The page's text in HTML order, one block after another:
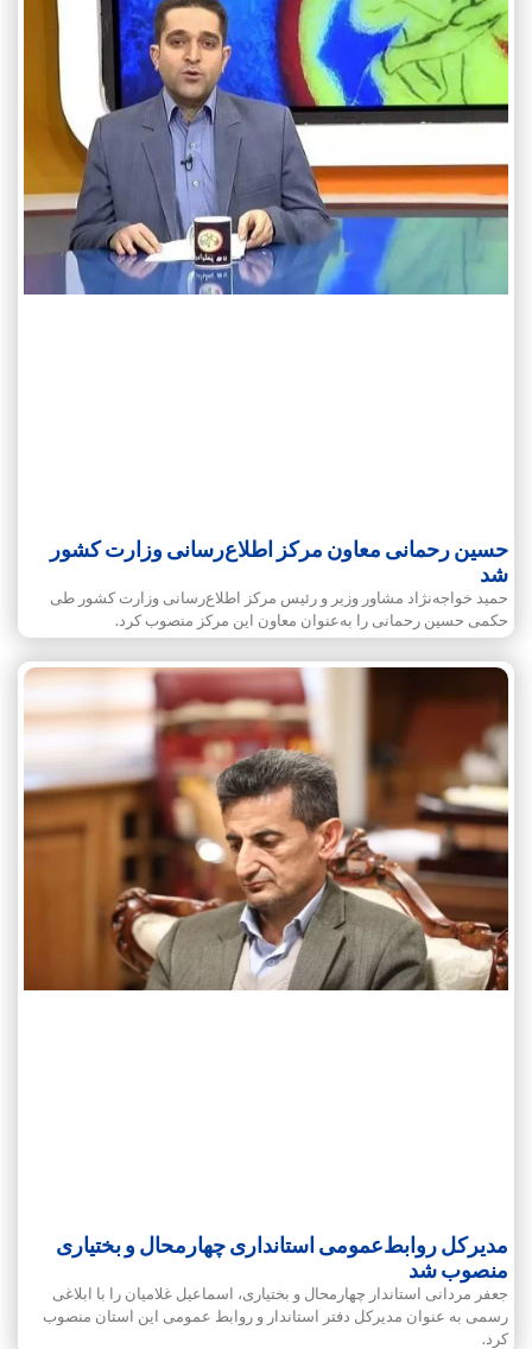
حسین رحمانی معاون مرکز اطلاع‌رسانی وزارت کشور
شد
حمید خواجه‌نژاد مشاور وزیر و رئیس مرکز اطلاع‌رسانی وزارت کشور طی
حکمی حسین رحمانی را به‌عنوان معاون این مرکز منصوب کرد.
مدیرکل روابط‌عمومی استانداری چهارمحال و بختیاری
منصوب شد
جعفر مردانی استاندار چهارمحال و بختیاری، اسماعیل غلامیان را با ابلاغی
رسمی به عنوان مدیرکل دفتر استاندار و روابط عمومی این استان منصوب
کرد.